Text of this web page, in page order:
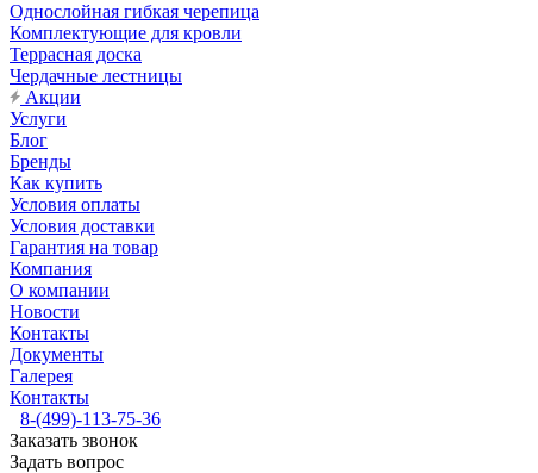
Однослойная гибкая черепица
Комплектующие для кровли
Террасная доска
Чердачные лестницы
Акции
Услуги
Блог
Бренды
Как купить
Условия оплаты
Условия доставки
Гарантия на товар
Компания
О компании
Новости
Контакты
Документы
Галерея
Контакты
8-(499)-113-75-36
Заказать звонок
Задать вопрос